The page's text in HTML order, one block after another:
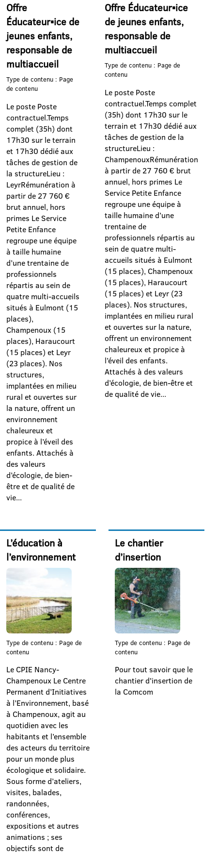
Offre
Éducateur▪ice de
jeunes enfants,
responsable de
multiaccueil
Type de contenu : Page
de contenu
Le poste Poste
contractuel.Temps
complet (35h) dont
17h30 sur le terrain
et 17h30 dédié aux
tâches de gestion de
la structureLieu :
LeyrRémunération à
partir de 27 760 €
brut annuel, hors
primes Le Service
Petite Enfance
regroupe une équipe
à taille humaine
d’une trentaine de
professionnels
répartis au sein de
quatre multi-accueils
situés à Eulmont (15
places),
Champenoux (15
places), Haraucourt
(15 places) et Leyr
(23 places). Nos
structures,
implantées en milieu
rural et ouvertes sur
la nature, offrent un
environnement
chaleureux et
propice à l’éveil des
enfants. Attachés à
des valeurs
d’écologie, de bien-
être et de qualité de
vie...
Offre Éducateur▪ice
de jeunes enfants,
responsable de
multiaccueil
Type de contenu : Page de
contenu
Le poste Poste
contractuel.Temps complet
(35h) dont 17h30 sur le
terrain et 17h30 dédié aux
tâches de gestion de la
structureLieu :
ChampenouxRémunération
à partir de 27 760 € brut
annuel, hors primes Le
Service Petite Enfance
regroupe une équipe à
taille humaine d’une
trentaine de
professionnels répartis au
sein de quatre multi-
accueils situés à Eulmont
(15 places), Champenoux
(15 places), Haraucourt
(15 places) et Leyr (23
places). Nos structures,
implantées en milieu rural
et ouvertes sur la nature,
offrent un environnement
chaleureux et propice à
l’éveil des enfants.
Attachés à des valeurs
d’écologie, de bien-être et
de qualité de vie...
L’éducation à
l’environnement
Type de contenu : Page de
contenu
Le CPIE Nancy-
Champenoux Le Centre
Permanent d’Initiatives
à l’Environnement, basé
à Champenoux, agit au
quotidien avec les
habitants et l’ensemble
des acteurs du territoire
pour un monde plus
écologique et solidaire.
Sous forme d’ateliers,
visites, balades,
randonnées,
conférences,
expositions et autres
animations ; ses
objectifs sont de
Le chantier
d’insertion
Type de contenu : Page de
contenu
Pour tout savoir que le
chantier d'insertion de
la Comcom